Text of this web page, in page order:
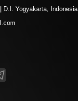
D.I. Yogyakarta, Indonesia